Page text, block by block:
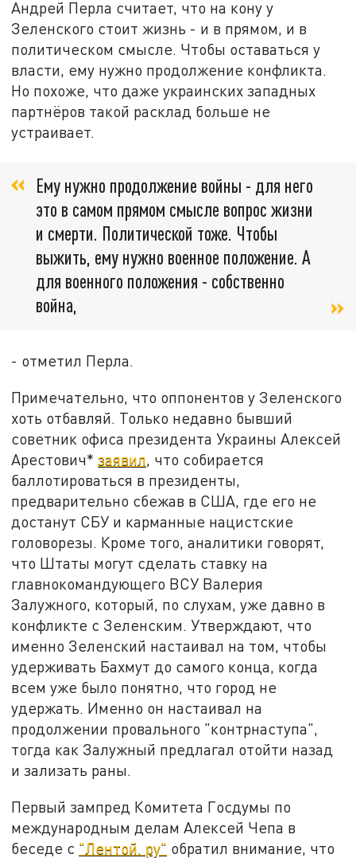
Андрей Перла считает, что на кону у
Зеленского стоит жизнь - и в прямом, и в
политическом смысле. Чтобы оставаться у
власти, ему нужно продолжение конфликта.
Но похоже, что даже украинских западных
партнёров такой расклад больше не
устраивает.
Ему нужно продолжение войны - для него
это в самом прямом смысле вопрос жизни
и смерти. Политической тоже. Чтобы
выжить, ему нужно военное положение. А
для военного положения - собственно
война,
- отметил Перла.
Примечательно, что оппонентов у Зеленского
хоть отбавляй. Только недавно бывший
советник офиса президента Украины Алексей
Арестович*заявил, что собирается
баллотироваться в президенты,
предварительно сбежав в США, где его не
достанут СБУ и карманные нацистские
головорезы. Кроме того, аналитики говорят,
что Штаты могут сделать ставку на
главнокомандующего ВСУ Валерия
Залужного, который, по слухам, уже давно в
конфликте с Зеленским. Утверждают, что
именно Зеленский настаивал на том, чтобы
удерживать Бахмут до самого конца, когда
всем уже было понятно, что город не
удержать. Именно он настаивал на
продолжении провального "контрнаступа",
тогда как Залужный предлагал отойти назад
и зализать раны.
Первый зампред Комитета Госдумы по
международным делам Алексей Чепа в
беседе с "Лентой. ру" обратил внимание, что